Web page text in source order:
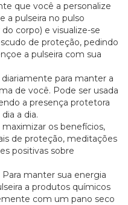
que você a personalize
a pulseira no pulso
corpo) e visualize-se
de proteção, pedindo
a pulseira com sua
diariamente para manter a
de você. Pode ser usada
a presença protetora
a dia.
maximizar os benefícios,
de proteção, meditações
positivas sobre
Para manter sua energia
a produtos químicos
com um pano seco